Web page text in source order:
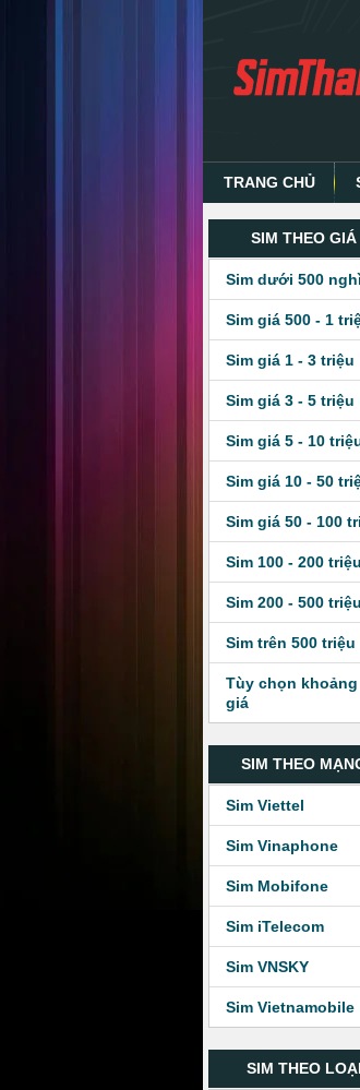
TRANG CHỦ
SIM THEO GIÁ
Sim dưới 500
Sim giá 500 - 1
Sim giá 1 - 3 triệu
Sim giá 3 - 5 triệu
Sim giá 5 - 10
Sim giá 10 - 50
Sim giá 50 - 100
Sim 100 - 200 triệu
Sim 200 - 500 triệu
Sim trên 500 triệu
Tùy chọn khoảng
giá
SIM THEO
Sim Viettel
Sim Vinaphone
Sim Mobifone
Sim iTelecom
Sim VNSKY
Sim Vietnamobile
SIM THEO LOẠI